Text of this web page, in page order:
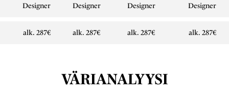
Designer
Designer
Designer
Designer
alk. 287€ alk. 287€ alk. 287€ alk. 287€
VÄRIANALYYSI